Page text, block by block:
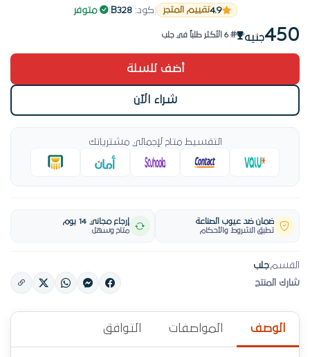
4.9تقييم المتجر كود:B328
| متوفر
450جنيه
إرجاع مجاني 14 يوم
# 6 الأكثر طلباً في جلب
رقم 5 طلباً الشهر ده
المنتج ده مطلوب حالياً
أضف للسلة
شراء الآن
التقسيط متاح لإجمالي مشترياتك
ضمان ضد عيوب الصناعة
تطبق الشروط والأحكام
إرجاع مجاني 14 يوم
متاح وسهل
القسم:جلب
شارك المنتج
الوصف المواصفات التوافق